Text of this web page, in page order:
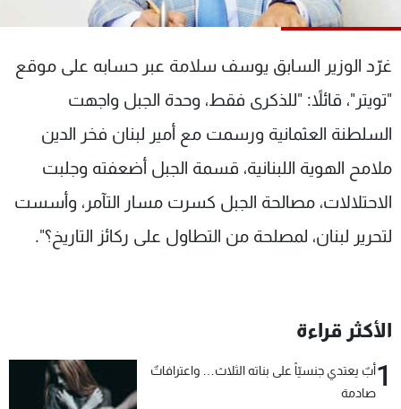
غرّد الوزير السابق يوسف سلامة عبر حسابه على موقع
"تويتر"، قائلاً: "للذكرى فقط، وحدة الجبل واجهت
السلطنة العثمانية ورسمت مع أمير لبنان فخر الدين
ملامح الهوية اللبنانية، قسمة الجبل أضعفته وجلبت
الاحتلالات، مصالحة الجبل كسرت مسار التآمر، وأسست
لتحرير لبنان، لمصلحة من التطاول على ركائز التاريخ؟".
الأكثر قراءة
1أبٌ يعتدي جنسيّاً على بناته الثلاث… واعترافاتٌ
صادمة
جدول البرامج
شاهد البرامج
عن MTV
الإنـتـاج
لاعلاناتكم
وظائف
تواصل معنا
شروط الإسـتخدام
سياسة الخصوصية